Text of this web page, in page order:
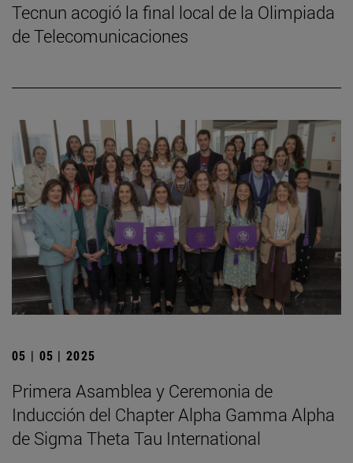
­Tecnun acogió la final local de la Olimpiada
de Telecomunicaciones
05 | 05 | 2025
Primera Asamblea y Ceremonia de
Inducción del Chapter Alpha Gamma Alpha
de Sigma Theta Tau International